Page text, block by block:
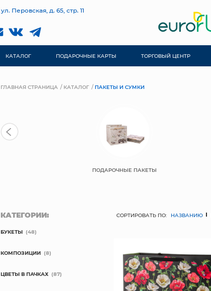
ул. Перовская, д. 65, стр. 11
КАТАЛОГ ПОДАРОЧНЫЕ КАРТЫ ТОРГОВЫЙ ЦЕНТР
ГЛАВНАЯ СТРАНИЦА КАТАЛОГ ПАКЕТЫ И СУМКИ
ПОДАРОЧНЫЕ ПАКЕТЫ
СОРТИРОВАТЬ ПО: НАЗВАНИЮ
КАТЕГОРИИ:
БУКЕТЫ (48)
КОМПОЗИЦИИ (8)
ЦВЕТЫ В ПАЧКАХ (87)